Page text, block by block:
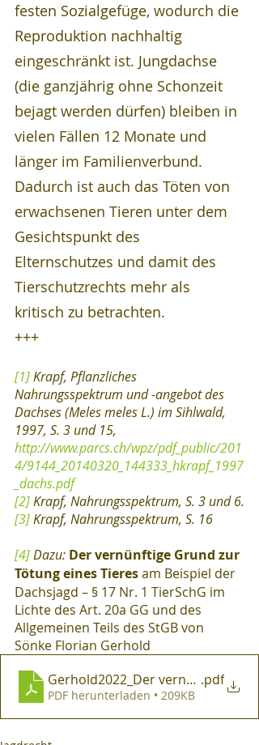
festen Sozialgefüge, wodurch die
Reproduktion nachhaltig
eingeschränkt ist. Jungdachse
(die ganzjährig ohne Schonzeit
bejagt werden dürfen) bleiben in
vielen Fällen 12 Monate und
länger im Familienverbund.
Dadurch ist auch das Töten von
erwachsenen Tieren unter dem
Gesichtspunkt des
Elternschutzes und damit des
Tierschutzrechts mehr als
kritisch zu betrachten.
+++
[1] Krapf, Pflanzliches
Nahrungsspektrum und -angebot des
Dachses (Meles meles L.) im Sihlwald,
1997, S. 3 und 15,
http://www.parcs.ch/wpz/pdf_public/201
4/9144_20140320_144333_hkrapf_1997
_dachs.pdf
[2] Krapf, Nahrungsspektrum, S. 3 und 6.
[3] Krapf, Nahrungsspektrum, S. 16
[4] Dazu: Der vernünftige Grund zur
Tötung eines Tieres am Beispiel der
Dachsjagd – § 17 Nr. 1 TierSchG im
Lichte des Art. 20a GG und des
Allgemeinen Teils des StGB von
Sönke Florian Gerhold
Gerhold2022_Der vernünftige
.pdf
PDF herunterladen • 209KB